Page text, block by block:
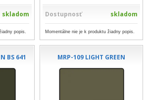
skladom
popis.
Dostupnosť skladom
Momentálne nie je k produktu žiadny popis.
BS 641 MRP-109 LIGHT GREEN